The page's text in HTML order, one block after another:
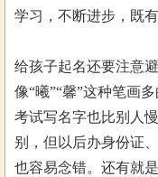
学习，不断进步，既
给孩子起名还要注意
像“曦”“馨”这种笔画
考试写名字也比别人
别，但以后办身份证
也容易念错。还有就